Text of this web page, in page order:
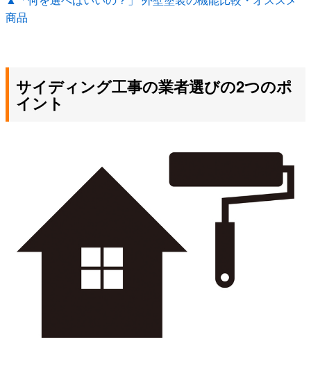
商品
サイディング工事の業者選びの2つのポ
イント